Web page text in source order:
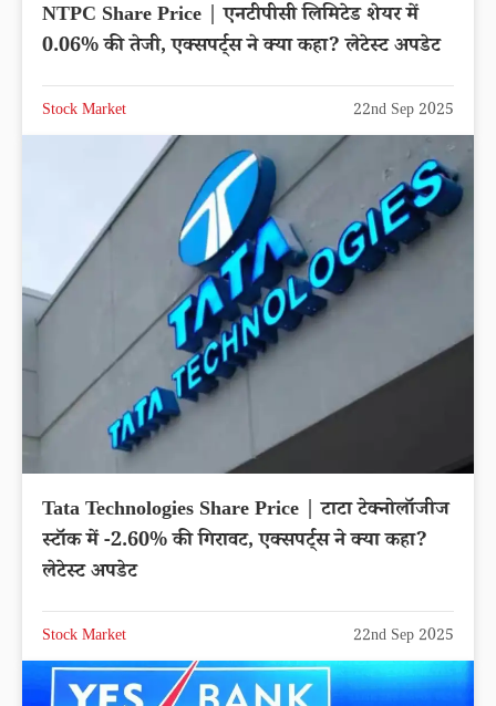
NTPC Share Price | एनटीपीसी लिमिटेड शेयर में
0.06% की तेजी, एक्सपर्ट्स ने क्या कहा? लेटेस्ट अपडेट
Stock Market 22nd Sep 2025
Tata Technologies Share Price | टाटा टेक्नोलॉजीज
स्टॉक में -2.60% की गिरावट, एक्सपर्ट्स ने क्या कहा?
लेटेस्ट अपडेट
Stock Market 22nd Sep 2025